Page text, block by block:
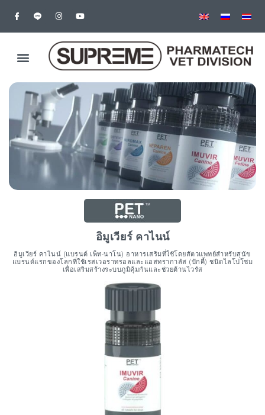
อิมูเวียร์ คาไนน์
อิมูเวียร์ คาไนน์ (แบรนด์ เพ็ท-นาโน) อาหารเสริมที่ใช้โดยสัตวแพทย์สำหรับสุนัข
แบรนด์แรกของโลกที่ใช้เรสเวอราทรอลและแอสทรากาลัส (ปักคี้) ชนิดไลโปโซม
เพื่อเสริมสร้างระบบภูมิคุ้มกันและช่วยต้านไวรัส